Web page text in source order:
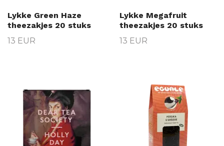
Lykke Green Haze
theezakjes 20 stuks
13 EUR
Lykke Megafruit
theezakjes 20 stuks
13 EUR